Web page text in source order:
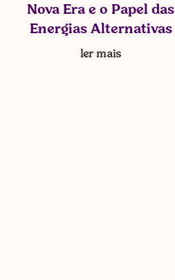
Nova Era e o Papel das
Energias Alternativas
ler mais